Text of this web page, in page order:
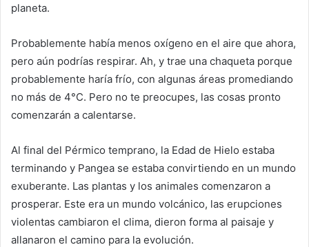
planeta.
Probablemente había menos oxígeno en el aire que ahora,
pero aún podrías respirar. Ah, y trae una chaqueta porque
probablemente haría frío, con algunas áreas promediando
no más de 4°C. Pero no te preocupes, las cosas pronto
comenzarán a calentarse.
Al final del Pérmico temprano, la Edad de Hielo estaba
terminando y Pangea se estaba convirtiendo en un mundo
exuberante. Las plantas y los animales comenzaron a
prosperar. Este era un mundo volcánico, las erupciones
violentas cambiaron el clima, dieron forma al paisaje y
allanaron el camino para la evolución.